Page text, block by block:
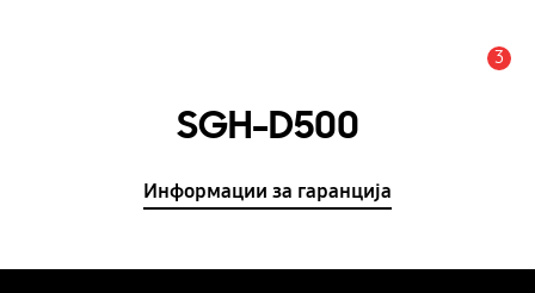
3
SGH-D500
Информации за гаранција